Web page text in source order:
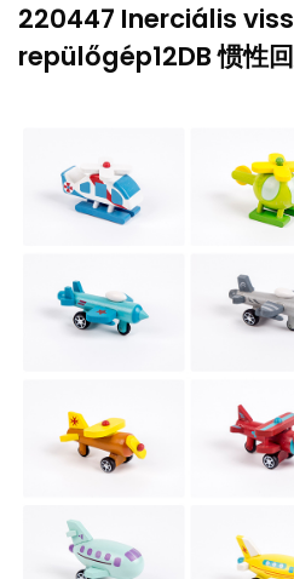
220447 Inerciális
repülőgép12DB 惯性